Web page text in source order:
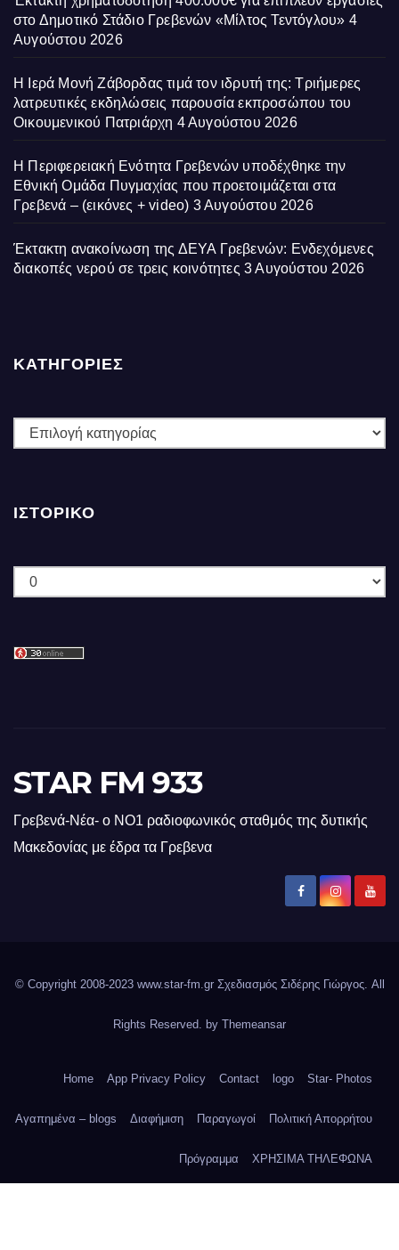
στο Δημοτικό Στάδιο Γρεβενών «Μίλτος Τεντόγλου» 4
Αυγούστου 2026
Η Ιερά Μονή Ζάβορδας τιμά τον ιδρυτή της: Τριήμερες
λατρευτικές εκδηλώσεις παρουσία εκπροσώπου του
Οικουμενικού Πατριάρχη 4 Αυγούστου 2026
Η Περιφερειακή Ενότητα Γρεβενών υποδέχθηκε την
Εθνική Ομάδα Πυγμαχίας που προετοιμάζεται στα
Γρεβενά – (εικόνες + video) 3 Αυγούστου 2026
Έκτακτη ανακοίνωση της ΔΕΥΑ Γρεβενών: Ενδεχόμενες
διακοπές νερού σε τρεις κοινότητες 3 Αυγούστου 2026
ΚΑΤΗΓΟΡΙΕΣ
ΚΑΤΗΓΟΡΙΕΣ
ΙΣΤΟΡΙΚΌ
Ιστορικό
STAR FM 933
Γρεβενά-Νέα- ο ΝΟ1 ραδιοφωνικός σταθμός της δυτικής
Μακεδονίας με έδρα τα Γρεβενα
© Copyright 2008-2023 www.star-fm.gr Σχεδιασμός Σιδέρης Γιώργος. All
Rights Reserved. by Themeansar
Home App Privacy Policy Contact logo Star- Photos
Αγαπημένα – blogs Διαφήμιση Παραγωγοί Πολιτική Απορρήτου
Πρόγραμμα ΧΡΗΣΙΜΑ ΤΗΛΕΦΩΝΑ